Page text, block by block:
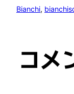
Bianchi,
コメ